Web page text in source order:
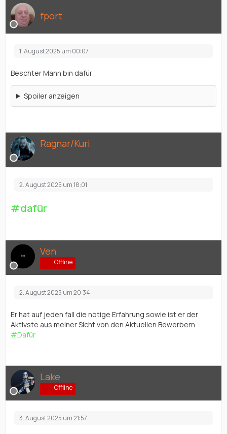
fport
1. August 2025 um 00:07
Beschter Mann bin dafür
Spoiler anzeigen
Ragnar/Kuri
2. August 2025 um 18:01
#dafür
Ven
Offline
2. August 2025 um 20:34
Er hat auf jeden fall die nötige Erfahrung sowie ist er der
Aktivste aus meiner Sicht von den Aktuellen Bewerbern
#Dafür
Lake
Offline
3. August 2025 um 21:57